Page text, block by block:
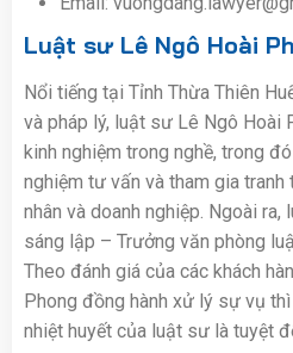
Luật sư Lê Ngô Hoài
Nổi tiếng tại Tỉnh Thừa Thiên
và pháp lý, luật sư Lê Ngô Hoài
kinh nghiệm trong nghề, trong
nghiệm tư vấn và tham gia tranh
nhân và doanh nghiệp. Ngoài
sáng lập – Trưởng văn phòng
Theo đánh giá của các khách
Phong đồng hành xử lý sự vụ
nhiệt huyết của luật sư là tuyệt